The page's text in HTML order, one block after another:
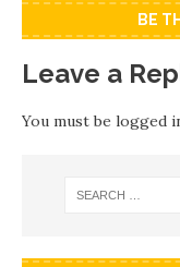
BE
Leave a
You must be logged